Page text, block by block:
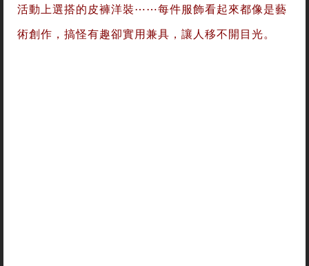
活動上選搭的皮褲洋裝⋯⋯每件服飾看起來都像是藝
術創作，搞怪有趣卻實用兼具，讓人移不開目光。